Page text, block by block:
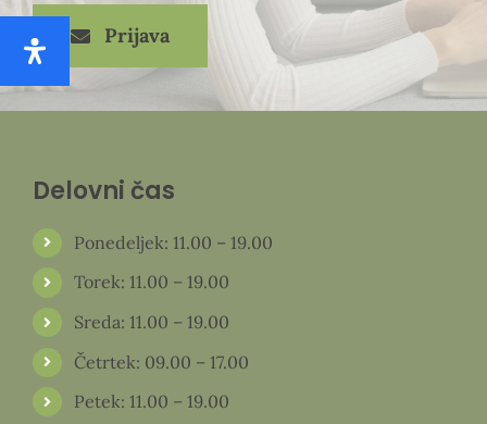
Prijava
Delovni čas
Ponedeljek: 11.00 – 19.00
Torek: 11.00 – 19.00
Sreda: 11.00 – 19.00
Četrtek: 09.00 – 17.00
Petek: 11.00 – 19.00